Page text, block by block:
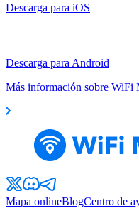
Descarga para iOS
Descarga para Android
Más información sobre WiFi
Mapa onlineBlogCentro de